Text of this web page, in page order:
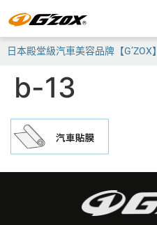
日本殿堂級汽車美容品牌【G’ZOX】
b-13